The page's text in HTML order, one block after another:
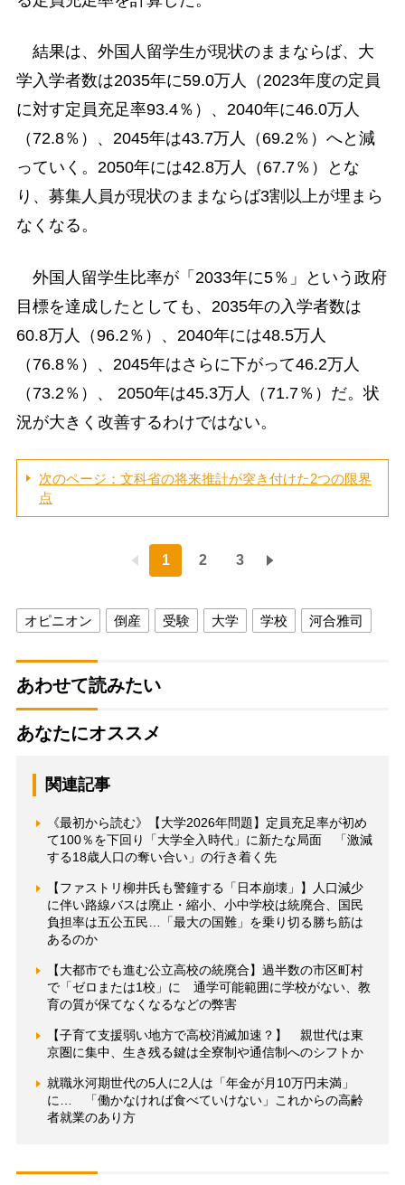
結果は、外国人留学生が現状のままならば、大
学入学者数は2035年に59.0万人（2023年度の定員
に対す定員充足率93.4％）、2040年に46.0万人
（72.8％）、2045年は43.7万人（69.2％）へと減
っていく。2050年には42.8万人（67.7％）とな
り、募集人員が現状のままならば3割以上が埋まら
なくなる。
外国人留学生比率が「2033年に5％」という政府
目標を達成したとしても、2035年の入学者数は
60.8万人（96.2％）、2040年には48.5万人
（76.8％）、2045年はさらに下がって46.2万人
（73.2％）、 2050年は45.3万人（71.7％）だ。状
況が大きく改善するわけではない。
次のページ：文科省の将来推計が突き付けた2つの限界
点
1 2 3
オピニオン 倒産 受験 大学 学校 河合雅司
あわせて読みたい
あなたにオススメ
関連記事
《最初から読む》【大学2026年問題】定員充足率が初め
て100％を下回り「大学全入時代」に新たな局面 「激減
する18歳人口の奪い合い」の行き着く先
【ファストリ柳井氏も警鐘する「日本崩壊」】人口減少
に伴い路線バスは廃止・縮小、小中学校は統廃合、国民
負担率は五公五民…「最大の国難」を乗り切る勝ち筋は
あるのか
【大都市でも進む公立高校の統廃合】過半数の市区町村
で「ゼロまたは1校」に 通学可能範囲に学校がない、教
育の質が保てなくなるなどの弊害
【子育て支援弱い地方で高校消滅加速？】 親世代は東
京圏に集中、生き残る鍵は全寮制や通信制へのシフトか
就職氷河期世代の5人に2人は「年金が月10万円未満」
に… 「働かなければ食べていけない」これからの高齢
者就業のあり方